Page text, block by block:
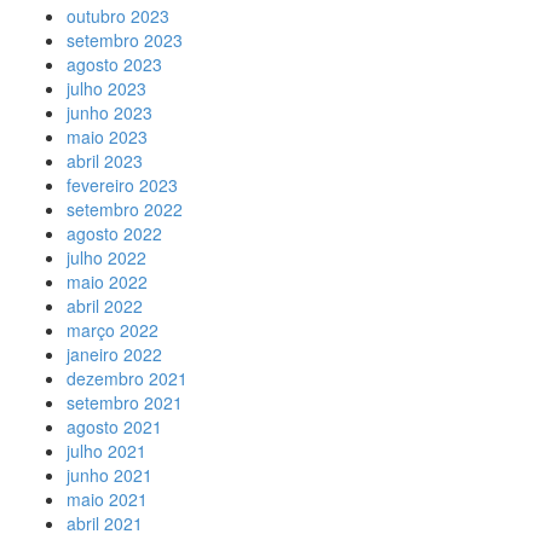
outubro 2023
setembro 2023
agosto 2023
julho 2023
junho 2023
maio 2023
abril 2023
fevereiro 2023
setembro 2022
agosto 2022
julho 2022
maio 2022
abril 2022
março 2022
janeiro 2022
dezembro 2021
setembro 2021
agosto 2021
julho 2021
junho 2021
maio 2021
abril 2021